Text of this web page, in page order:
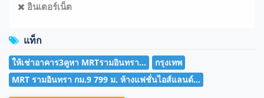
อินเตอร์เน็ต
แท็ก
ให้เช่าอาคาร3คูหา MRTรามอินทรา...
กรุงเทพ
MRT รามอินทรา กม.9 799 ม. ห้างแฟชั่นไอส์แลนด์...